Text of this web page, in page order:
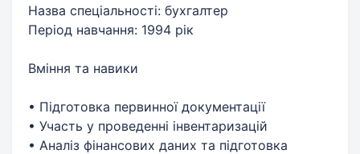
Назва спеціальності: бухгалтер
Період навчання: 1994 рік
Вміння та навики
• Підготовка первинної документації
• Участь у проведенні інвентаризацій
• Аналіз фінансових даних та підготовка